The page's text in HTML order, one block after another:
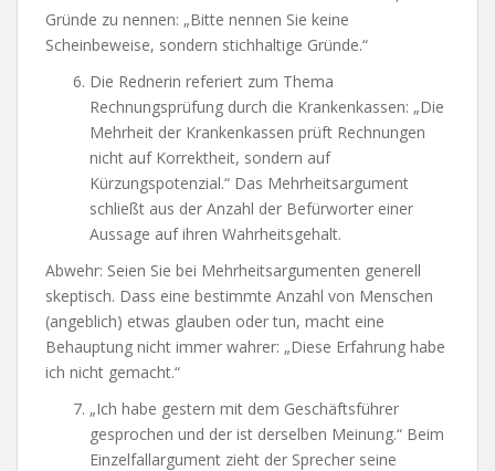
Gründe zu nennen: „Bitte nennen Sie keine
Scheinbeweise, sondern stichhaltige Gründe.“
Die Rednerin referiert zum Thema
Rechnungsprüfung durch die Krankenkassen: „Die
Mehrheit der Krankenkassen prüft Rechnungen
nicht auf Korrektheit, sondern auf
Kürzungspotenzial.“ Das Mehrheitsargument
schließt aus der Anzahl der Befürworter einer
Aussage auf ihren Wahrheitsgehalt.
Abwehr: Seien Sie bei Mehrheitsargumenten generell
skeptisch. Dass eine bestimmte Anzahl von Menschen
(angeblich) etwas glauben oder tun, macht eine
Behauptung nicht immer wahrer: „Diese Erfahrung habe
ich nicht gemacht.“
„Ich habe gestern mit dem Geschäftsführer
gesprochen und der ist derselben Meinung.“ Beim
Einzelfallargument zieht der Sprecher seine